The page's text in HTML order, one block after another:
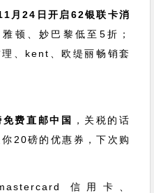
月24日开启62银联卡消
雅顿、妙巴黎低至5折；
、kent、欧缇丽畅销套
费直邮中国
，关税的话
20磅的优惠券，下次购
信用卡、